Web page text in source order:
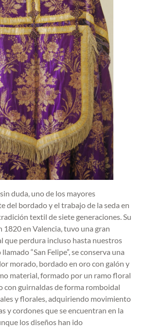
duda, uno de los mayores
del bordado y el trabajo de la seda en
textil de siete generaciones. Su
1820 en Valencia, tuvo una gran
que perdura incluso hasta nuestros
“San Felipe”, se conserva una
morado, bordado en oro con galón y
material, formado por un ramo floral
con guirnaldas de forma romboidal
y florales, adquiriendo movimiento
y cordones que se encuentran en la
los diseños han ido